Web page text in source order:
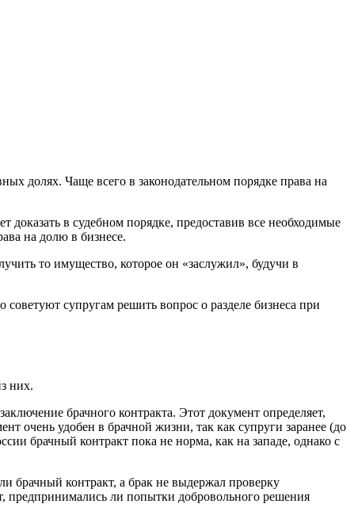
долях. Чаще всего в законодательном порядке права на
доказать в судебном порядке, предоставив все необходимые
на долю в бизнесе.
то имущество, которое он «заслужил», будучи в
супругам решить вопрос о разделе бизнеса при
них.
брачного контракта. Этот документ определяет,
очень удобен в брачной жизни, так как супруги заранее (до
брачный контракт пока не норма, как на западе, однако с
брачный контракт, а брак не выдержал проверку
предпринимались ли попытки добровольного решения